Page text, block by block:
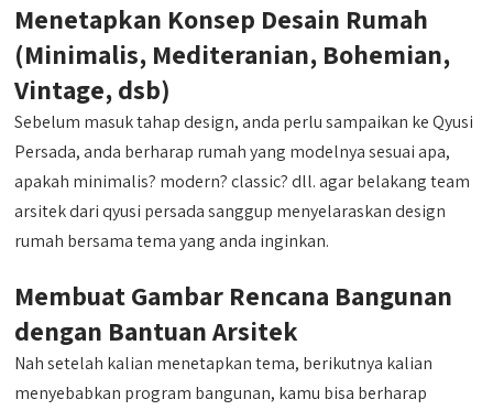
Menetapkan Konsep Desain Rumah
(Minimalis, Mediteranian, Bohemian,
Vintage, dsb)
Sebelum masuk tahap design, anda perlu sampaikan ke Qyusi
Persada, anda berharap rumah yang modelnya sesuai apa,
apakah minimalis? modern? classic? dll. agar belakang team
arsitek dari qyusi persada sanggup menyelaraskan design
rumah bersama tema yang anda inginkan.
Membuat Gambar Rencana Bangunan
dengan Bantuan Arsitek
Nah setelah kalian menetapkan tema, berikutnya kalian
menyebabkan program bangunan, kamu bisa berharap